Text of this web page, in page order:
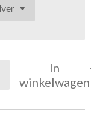
In
winkelwagen